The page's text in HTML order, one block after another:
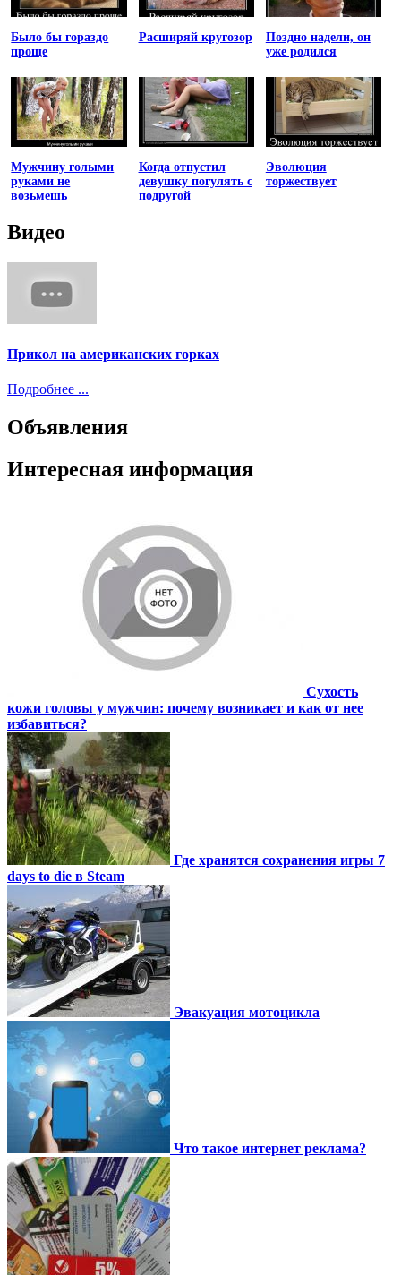
Было бы гораздо
проще
Расширяй кругозор
Поздно надели, он
уже родился
Мужчину голыми
руками не
возьмешь
Когда отпустил
девушку погулять с
подругой
Эволюция
торжествует
Видео
Прикол на американских горках
Подробнее ...
Объявления
Интересная информация
Сухость
кожи головы у мужчин: почему возникает и как от нее
избавиться?
Где хранятся сохранения игры 7
days to die в Steam
Эвакуация мотоцикла
Что такое интернет реклама?